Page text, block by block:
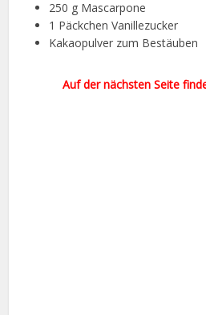
250 g Mascarpone
1 Päckchen Vanillezucker
Kakaopulver zum Bestäuben
Auf der nächsten Seite